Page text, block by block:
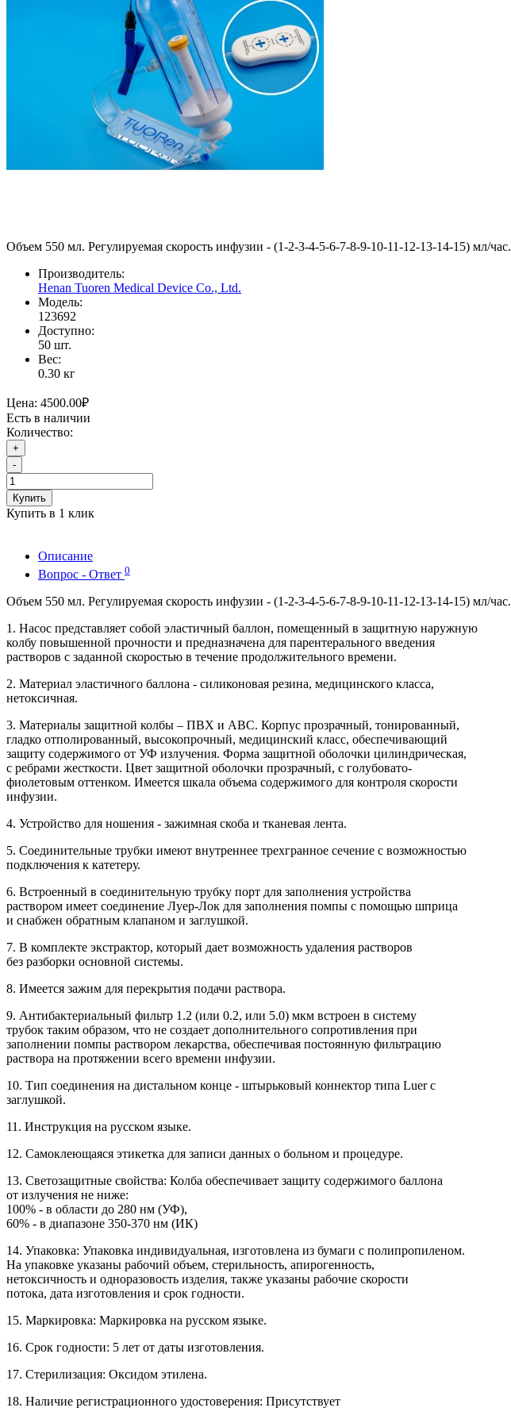
Объем 550 мл. Регулируемая скорость инфузии - (1-2-3-4-5-6-7-8-9-10-11-12-13-14-15) мл/час.
Производитель:
Henan Tuoren Medical Device Co., Ltd.
Модель:
123692
Доступно:
50 шт.
Вес:
0.30 кг
Цена: 4500.00₽
Есть в наличии
Количество:
+
-
Купить
Купить в 1 клик
Описание
Вопрос - Ответ 0
Объем 550 мл. Регулируемая скорость инфузии - (1-2-3-4-5-6-7-8-9-10-11-12-13-14-15) мл/час.
1. Насос представляет собой эластичный баллон, помещенный в защитную наружную
колбу повышенной прочности и предназначена для парентерального введения
растворов с заданной скоростью в течение продолжительного времени.
2. Материал эластичного баллона - силиконовая резина, медицинского класса,
нетоксичная.
3. Материалы защитной колбы – ПВХ и АВС. Корпус прозрачный, тонированный,
гладко отполированный, высокопрочный, медицинский класс, обеспечивающий
защиту содержимого от УФ излучения. Форма защитной оболочки цилиндрическая,
с ребрами жесткости. Цвет защитной оболочки прозрачный, с голубовато-
фиолетовым оттенком. Имеется шкала объема содержимого для контроля скорости
инфузии.
4. Устройство для ношения - зажимная скоба и тканевая лента.
5. Соединительные трубки имеют внутреннее трехгранное сечение с возможностью
подключения к катетеру.
6. Встроенный в соединительную трубку порт для заполнения устройства
раствором имеет соединение Луер-Лок для заполнения помпы с помощью шприца
и снабжен обратным клапаном и заглушкой.
7. В комплекте экстрактор, который дает возможность удаления растворов
без разборки основной системы.
8. Имеется зажим для перекрытия подачи раствора.
9. Антибактериальный фильтр 1.2 (или 0.2, или 5.0) мкм встроен в систему
трубок таким образом, что не создает дополнительного сопротивления при
заполнении помпы раствором лекарства, обеспечивая постоянную фильтрацию
раствора на протяжении всего времени инфузии.
10. Тип соединения на дистальном конце - штырьковый коннектор типа Luer с
заглушкой.
11. Инструкция на русском языке.
12. Самоклеющаяся этикетка для записи данных о больном и процедуре.
13. Светозащитные свойства: Колба обеспечивает защиту содержимого баллона
от излучения не ниже:
100% - в области до 280 нм (УФ),
60% - в диапазоне 350-370 нм (ИК)
14. Упаковка: Упаковка индивидуальная, изготовлена из бумаги с полипропиленом.
На упаковке указаны рабочий объем, стерильность, апирогенность,
нетоксичность и одноразовость изделия, также указаны рабочие скорости
потока, дата изготовления и срок годности.
15. Маркировка: Маркировка на русском языке.
16. Срок годности: 5 лет от даты изготовления.
17. Стерилизация: Оксидом этилена.
18. Наличие регистрационного удостоверения: Присутствует